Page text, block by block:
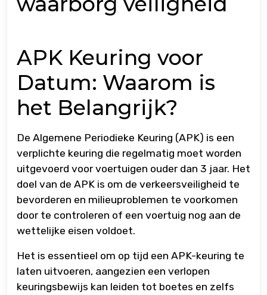
APK Keuring voor
Datum: Waarom is
het Belangrijk?
De Algemene Periodieke Keuring (APK) is een
verplichte keuring die regelmatig moet worden
uitgevoerd voor voertuigen ouder dan 3 jaar. Het
doel van de APK is om de verkeersveiligheid te
bevorderen en milieuproblemen te voorkomen
door te controleren of een voertuig nog aan de
wettelijke eisen voldoet.
Het is essentieel om op tijd een APK-keuring te
laten uitvoeren, aangezien een verlopen
keuringsbewijs kan leiden tot boetes en zelfs